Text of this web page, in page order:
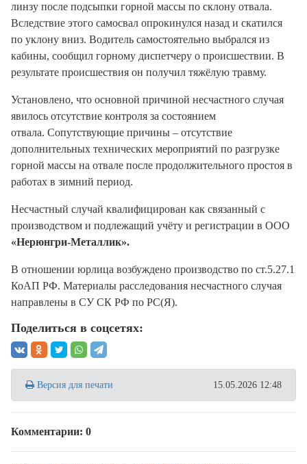
линзу после подсыпки горной массы по склону отвала.
Вследствие этого самосвал опрокинулся назад и скатился
по уклону вниз. Водитель самостоятельно выбрался из
кабины, сообщил горному диспетчеру о происшествии. В
результате происшествия он получил тяжёлую травму.
Установлено, что основной причиной несчастного случая
явилось отсутствие контроля за состоянием
отвала. Сопутствующие причины – отсутствие
дополнительных технических мероприятий по разгрузке
горной массы на отвале после продолжительного простоя в
работах в зимний период.
Несчастный случай квалифицирован как связанный с
производством и подлежащий учёту и регистрации в ООО
«Нерюнгри-Металлик».
В отношении юрлица возбуждено производство по ст.5.27.1
КоАП РФ. Материалы расследования несчастного случая
направлены в СУ СК РФ по РС(Я).
Поделиться в соцсетях:
Версия для печати 15.05.2026 12:48
Комментарии: 0